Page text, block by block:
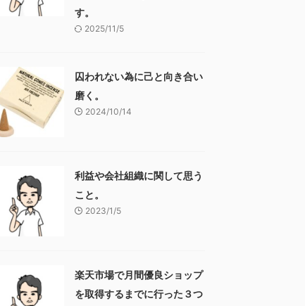
す。
2025/11/5
囚われない為に己と向き合い
磨く。
2024/10/14
利益や会社組織に関して思う
こと。
2023/1/5
楽天市場で月間優良ショップ
を取得するまでに行った３つ